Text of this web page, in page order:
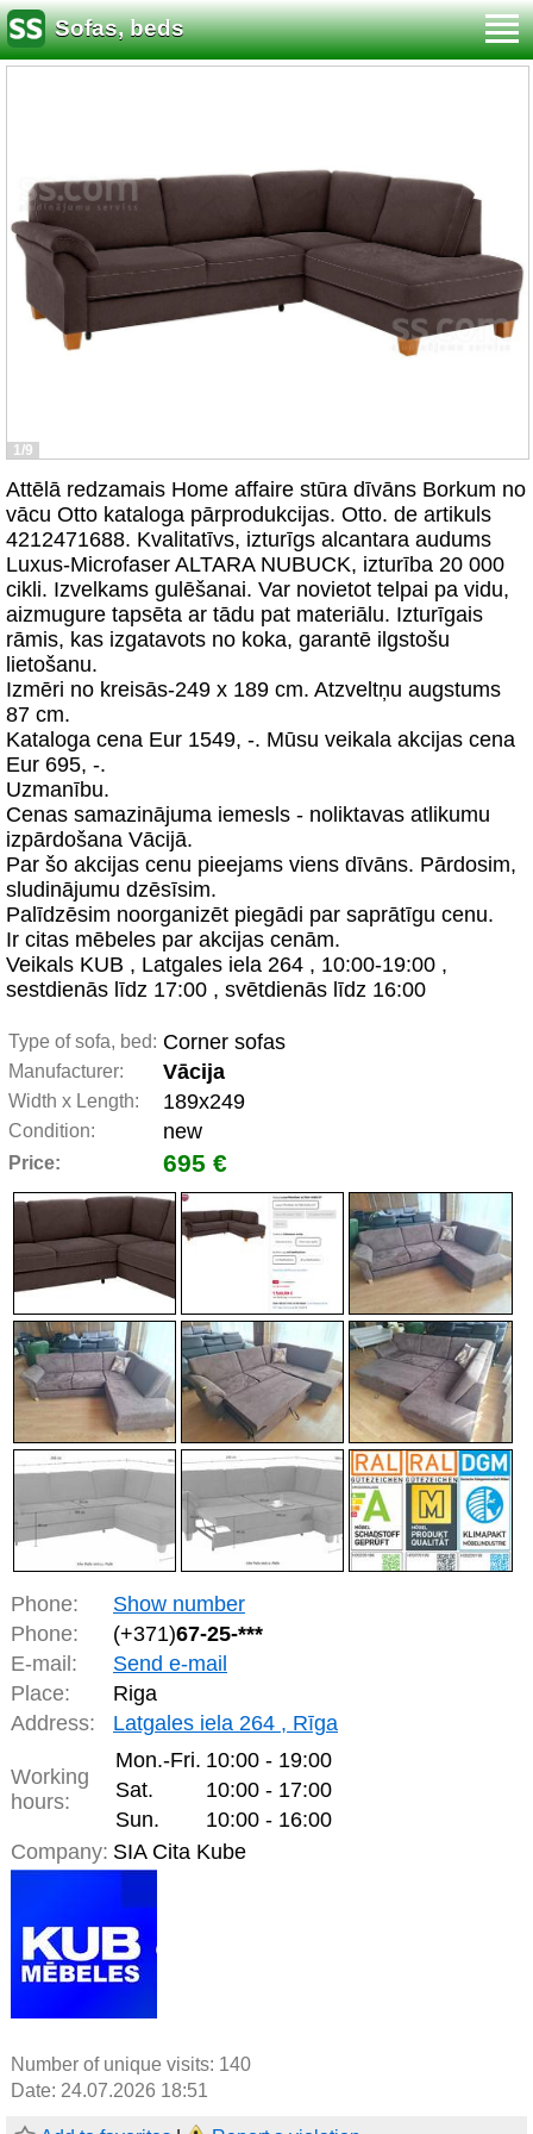
Sofas, beds
1/9
Attēlā redzamais Home affaire stūra dīvāns Borkum no
vācu Otto kataloga pārprodukcijas. Otto. de artikuls
4212471688. Kvalitatīvs, izturīgs alcantara audums
Luxus-Microfaser ALTARA NUBUCK, izturība 20 000
cikli. Izvelkams gulēšanai. Var novietot telpai pa vidu,
aizmugure tapsēta ar tādu pat materiālu. Izturīgais
rāmis, kas izgatavots no koka, garantē ilgstošu
lietošanu.
Izmēri no kreisās-249 x 189 cm. Atzveltņu augstums
87 cm.
Kataloga cena Eur 1549, -. Mūsu veikala akcijas cena
Eur 695, -.
Uzmanību.
Cenas samazinājuma iemesls - noliktavas atlikumu
izpārdošana Vācijā.
Par šo akcijas cenu pieejams viens dīvāns. Pārdosim,
sludinājumu dzēsīsim.
Palīdzēsim noorganizēt piegādi par saprātīgu cenu.
Ir citas mēbeles par akcijas cenām.
Veikals KUB , Latgales iela 264 , 10:00-19:00 ,
sestdienās līdz 17:00 , svētdienās līdz 16:00
Type of sofa, bed: Corner sofas
Manufacturer: Vācija
Width x Length: 189x249
Condition: new
Price: 695 €
Phone:
Show number
Phone:
(+371)67-25-***
E-mail:
Send e-mail
Place:
Riga
Address:
Latgales iela 264 , Rīga
Working
hours:
Mon.-Fri. 10:00 - 19:00
Sat.
10:00 - 17:00
Sun.
10:00 - 16:00
Company: SIA Cita Kube
Number of unique visits: 140
Date: 24.07.2026 18:51